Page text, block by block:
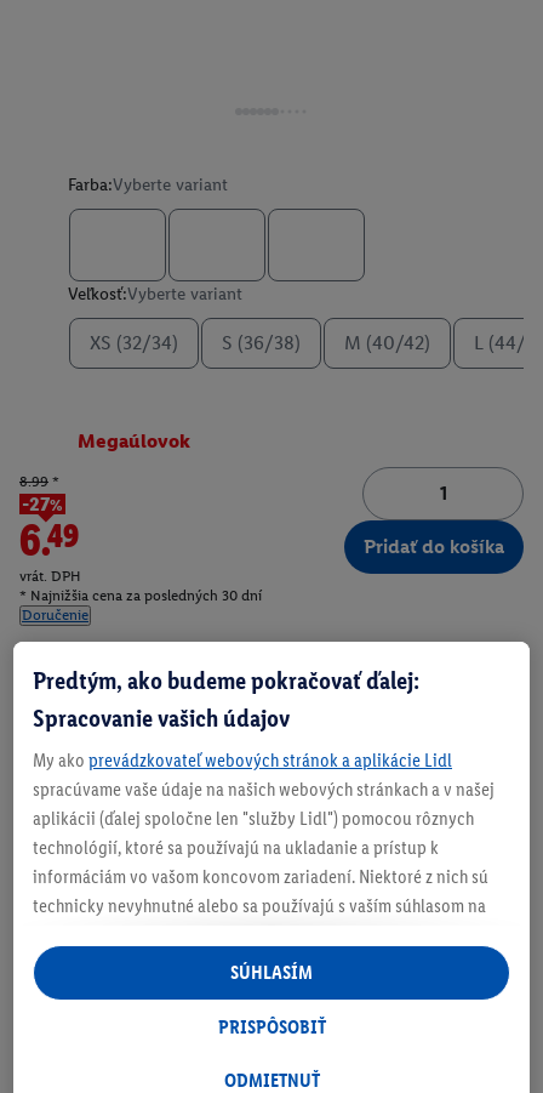
Farba:Vyberte variant
Veľkosť:Vyberte variant
XS (32/34) S (36/38) M (40/42) L (44/
Megaúlovok
8.99 *
-27%
6.49
vrát. DPH
* Najnižšia cena za posledných 30 dní
Doručenie
Pridať do košíka
Zistite svoju veľkosť
O produkte
Predtým, ako budeme pokračovať ďalej:
Spracovanie vašich údajov
My ako prevádzkovateľ webových stránok a aplikácie Lidl
spracúvame vaše údaje na našich webových stránkach a v našej
aplikácii (ďalej spoločne len "služby Lidl") pomocou rôznych
technológií, ktoré sa používajú na ukladanie a prístup k
informáciám vo vašom koncovom zariadení. Niektoré z nich sú
technicky nevyhnutné alebo sa používajú s vaším súhlasom na
personalizovanú reklamu v rámci služieb Lidl aj mimo nich. Ak
ste účastníkom programu Lidl Plus, na tieto účely sa spracúvajú
aj údaje z vášho nákupného správania v obchode.
následne si vytvoríte účet Lidl Plus alebo sa prihlásite do svojho
ODMIETNUŤ
PRISPÔSOBIŤ
SÚHLASÍM